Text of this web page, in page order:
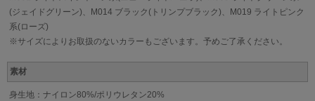
(ジェイドグリーン)、M014 ブラック(トリンプブラック)、M019 ライトピンク
系(ローズ)
※サイズによりお取扱のないカラーもございます。予めご了承ください。
素材
身生地：ナイロン80%/ポリウレタン20%